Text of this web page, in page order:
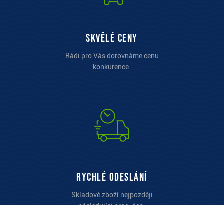
Skvělé ceny
Rádi pro Vás dorovnáme cenu
konkurence.
Rychlé odeslání
Skladové zboží nejpozději